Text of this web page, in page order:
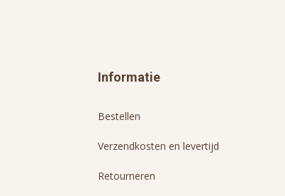
Informatie
Bestellen
Verzendkosten en levertijd
Retourneren